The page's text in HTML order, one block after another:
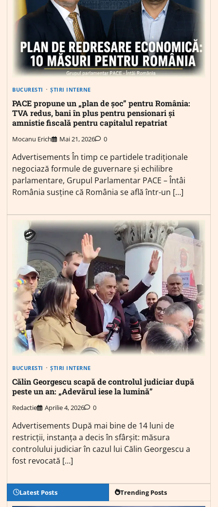
BUCURESTI ȘTIRI INTERNE
PACE propune un „plan de șoc” pentru România:
TVA redus, bani în plus pentru pensionari și
amnistie fiscală pentru capitalul repatriat
Mocanu Erich Mai 21, 2026 0
Advertisements În timp ce partidele tradiționale
negociază formule de guvernare și echilibre
parlamentare, Grupul Parlamentar PACE – Întâi
România susține că România se află într-un […]
BUCURESTI ȘTIRI INTERNE
Călin Georgescu scapă de controlul judiciar după
peste un an: „Adevărul iese la lumină”
Redactie Aprilie 4, 2026 0
Advertisements După mai bine de 14 luni de
restricții, instanța a decis în sfârșit: măsura
controlului judiciar în cazul lui Călin Georgescu a
fost revocată […]
Latest Posts Trending Posts